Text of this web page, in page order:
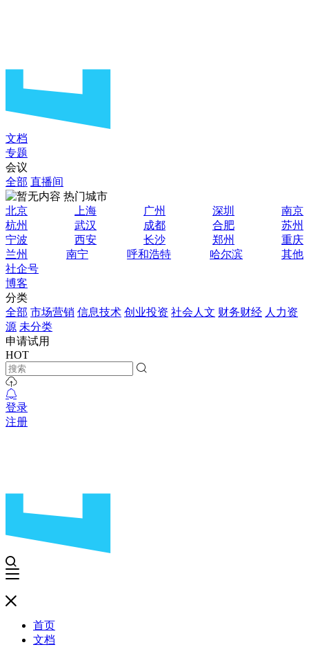
文档
专题
会议
全部 直播间
热门城市
北京
上海 广州 深圳
南京
杭州
武汉 成都 合肥
苏州
宁波
西安 长沙 郑州
重庆
兰州
南宁 呼和浩特 哈尔滨
其他
社企号
博客
分类
全部 市场营销 信息技术 创业投资 社会人文 财务财经 人力资
源 未分类
申请试用
HOT
登录
注册
首页
文档